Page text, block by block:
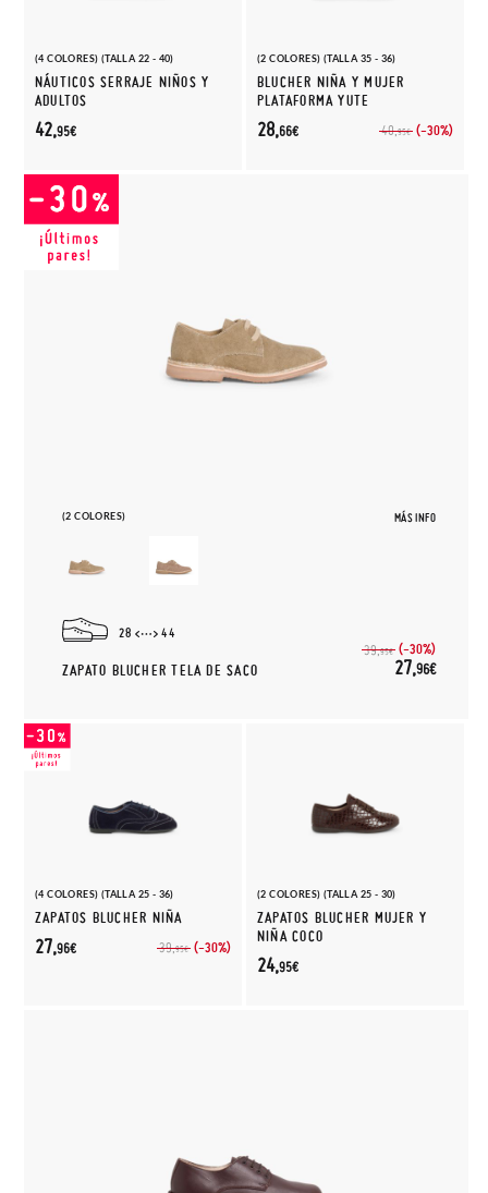
(4 COLORES) (TALLA 22 - 40)
NÁUTICOS SERRAJE NIÑOS Y
ADULTOS
42,95€
(2 COLORES) (TALLA 35 - 36)
BLUCHER NIÑA Y MUJER
PLATAFORMA YUTE
40,95€ (-30%)
28,66€
(2 COLORES) MÁS INFO
28 44
ZAPATO BLUCHER TELA DE SACO
39,95€ (-30%)
27,96€
(4 COLORES) (TALLA 25 - 36)
ZAPATOS BLUCHER NIÑA
39,95€ (-30%)
27,96€
(2 COLORES) (TALLA 25 - 30)
ZAPATOS BLUCHER MUJER Y
NIÑA COCO
24,95€